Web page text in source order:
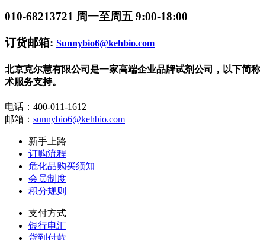
010-68213721 周一至周五 9:00-18:00
订货邮箱: Sunnybio6@kehbio.com
北京克尔慧有限公司是一家高端企业品牌试剂公司，以下简
术服务支持。
电话：400-011-1612
邮箱： sunnybio6@kehbio.com
新手上路
订购流程
危化品购买须知
会员制度
积分规则
支付方式
银行电汇
货到付款